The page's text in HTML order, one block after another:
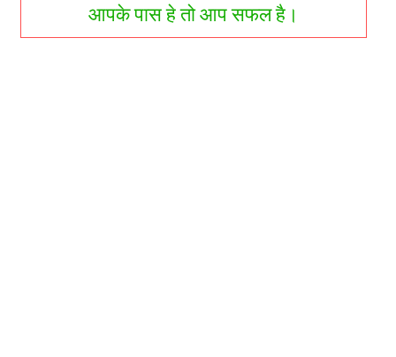
आपके पास हे तो आप सफल है।